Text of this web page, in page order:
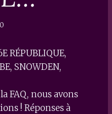
RÉPUBLIQUE,
SNOWDEN,
FAQ, nous avons
! Réponses à